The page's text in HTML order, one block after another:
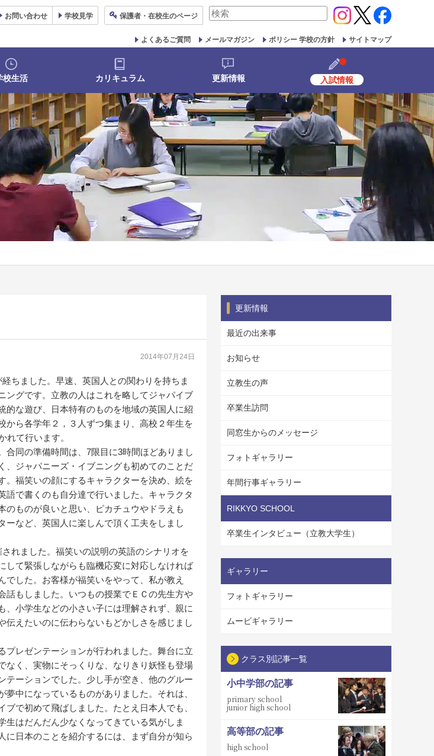
お問い合わせ 学校見学 保護者 ・在校生のページ
検
対
象:
よくあるご質問 メールマガジン ポリシー 学校の方針 サイトマップ
校生活 カリキュラム 更新情報 入試情報
2014年07月24日
ちました。早速、英国人との関わりを持ちま
ングです。立教の人はこれを略してジャパイブ
的な遊び、日本特有のものを地域の英国人に紹
から各学年２，３人ずつ集まり、高校２年生を
れて行います。
同の準備時間は、7限目に3時間ほどありまし
、ジャパニーズ・イブニングも初めてのことだ
。福笑いの顔にするキャラクターを決め、絵を
語で書くのも自分達で行いました。キャラクタ
のものが良いと思い、ピカチュウやドラえも
ーなど、英国人に楽しんで頂く工夫をしまし
れました。福笑いの説明の英語のシナリオを
して緊張しながらも臨機応変に対応しなければ
でした。お客様が福笑いをやって、私が教え
話もしました。いつもの授業でＥＣの先生方や
、小学生などの小さい子には理解されず、親に
伝えたいのに伝わらないもどかしさを感じまし
レゼンテーションが行われました。舞台に立
なく、実物にそっくりな、なりきり妖怪も登場
テーションでした。少し手が空き、他のグルー
中になっているものがありました。それは、
で初めて飛ばしました。たとえ日本人でも、
生はだんだん少なくなってきている気がしま
に日本のことを紹介するには、まず自分が知ら
更新情報
最近の出来事
お知らせ
立教生の声
卒業生訪問
同窓生からのメッセージ
フォトギャラリー
年間行事ギャラリー
RIKKYO SCHOOL
卒業生インタビュー（立教大学生）
ギャラリー
フォトギャラリー
ムービギャラリー
クラス別記事一覧
小中学部の記事
primary school
junior high school
高等部の記事
high school